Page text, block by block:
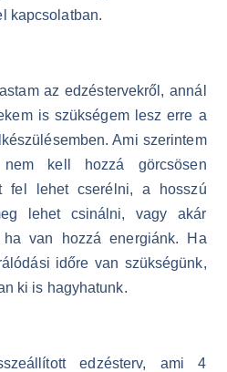
kapcsolatban.
az edzéstervekről, annál
is szükségem lesz erre a
Ami szerintem
kell hozzá görcsösen
fel lehet cserélni, a hosszú
lehet csinálni, vagy akár
van hozzá energiánk. Ha
időre van szükségünk,
ki is hagyhatunk.
edzésterv, ami 4